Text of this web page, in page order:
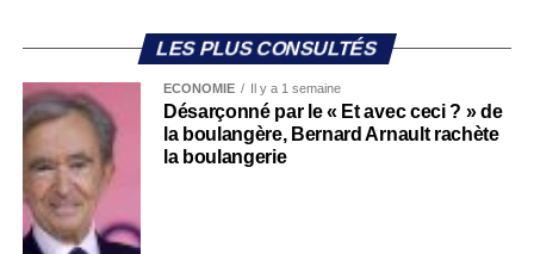
LES PLUS CONSULTÉS
ECONOMIE Il y a 1 semaine
Désarçonné par le « Et avec ceci ? » de
la boulangère, Bernard Arnault rachète
la boulangerie